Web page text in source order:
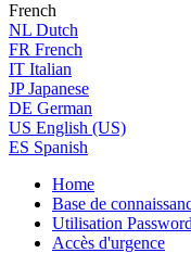
French
NL Dutch
FR French
IT Italian
JP Japanese
DE German
US English (US)
ES Spanish
Home
Base de
Utilisation
Accès d'urgence